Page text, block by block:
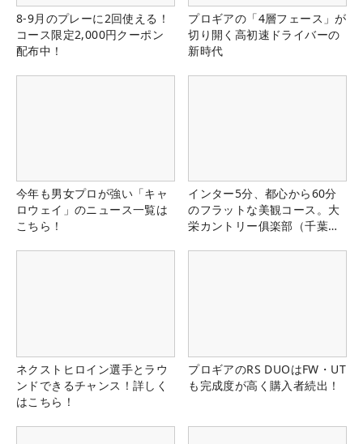
8-9月のプレーに2回使える！
コース限定2,000円クーポン
配布中！
プロギアの「4層フェース」が
切り開く高初速ドライバーの
新時代
今年も男女プロが強い「キャ
ロウェイ」のニュース一覧は
こちら！
インター5分、都心から60分
のフラットな美観コース。大
栄カントリー俱楽部（千葉
ネクストヒロイン選手とラウ
ンドできるチャンス！詳しく
はこちら！
プロギアのRS DUOはFW・UT
も完成度が高く購入者続出！